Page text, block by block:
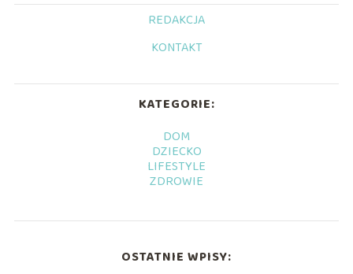
REDAKCJA
KONTAKT
KATEGORIE:
DOM
DZIECKO
LIFESTYLE
ZDROWIE
OSTATNIE WPISY: